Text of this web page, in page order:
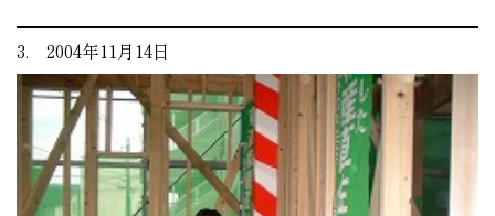
3. 2004年11月14日